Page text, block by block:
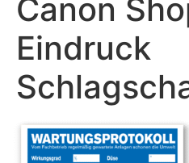
Canon
Eindruck